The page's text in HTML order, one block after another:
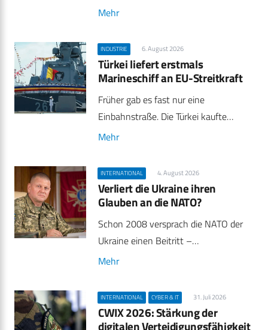
Mehr
INDUSTRIE 6. August 2026
Türkei liefert erstmals
Marineschiff an EU-Streitkraft
Früher gab es fast nur eine
Einbahnstraße. Die Türkei kaufte…
Mehr
INTERNATIONAL 4. August 2026
Verliert die Ukraine ihren
Glauben an die NATO?
Schon 2008 versprach die NATO der
Ukraine einen Beitritt –…
Mehr
INTERNATIONAL CYBER & IT 31. Juli 2026
CWIX 2026: Stärkung der
digitalen Verteidigungsfähigkeit